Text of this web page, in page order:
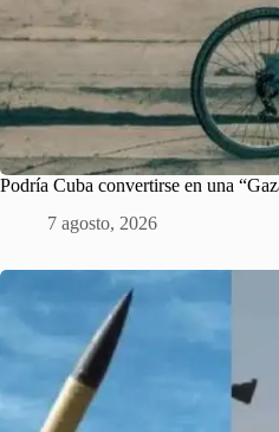
Podría Cuba convertirse en una
7 agosto, 2026